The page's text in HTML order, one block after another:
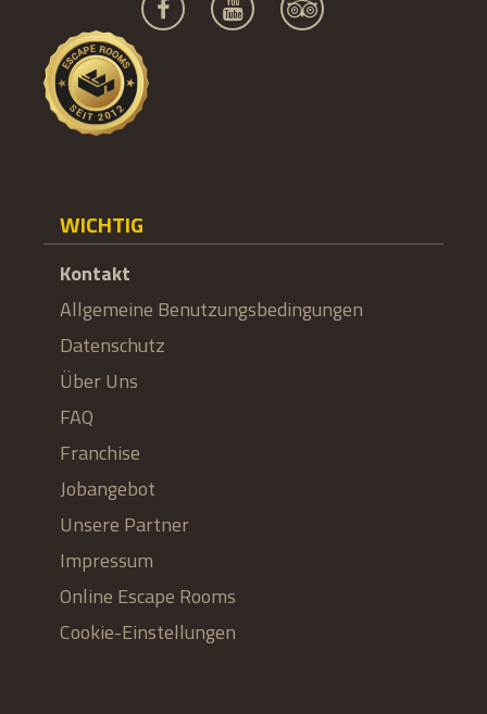
WICHTIG
Kontakt
Allgemeine Benutzungsbedingungen
Datenschutz
Über Uns
FAQ
Franchise
Jobangebot
Unsere Partner
Impressum
Online Escape Rooms
Cookie-Einstellungen